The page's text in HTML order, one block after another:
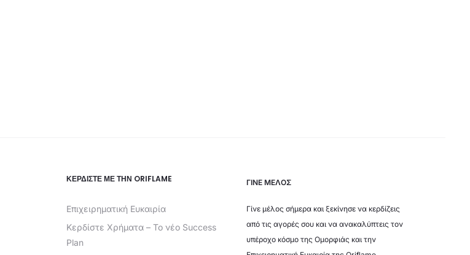
ΚΕΡΔΊΣΤΕ ΜΕ ΤΗΝ ORIFLAME
Επιχειρηματική Ευκαιρία
Κερδίστε Χρήματα – Το νέο Success
Plan
ΓΙΝΕ ΜΕΛΟΣ
Γίνε μέλος σήμερα και ξεκίνησε να κερδίζεις
από τις αγορές σου και να ανακαλύπτεις τον
υπέροχο κόσμο της Ομορφιάς και την